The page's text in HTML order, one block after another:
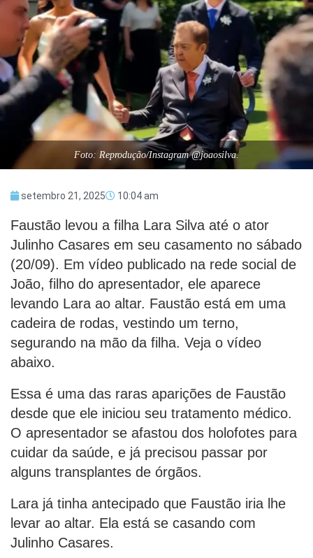
Foto: Reprodução/Instagram @joaosilva.
setembro 21, 2025 10:04 am
Faustão levou a filha Lara Silva até o ator
Julinho Casares em seu casamento no sábado
(20/09). Em vídeo publicado na rede social de
João, filho do apresentador, ele aparece
levando Lara ao altar. Faustão está em uma
cadeira de rodas, vestindo um terno,
segurando na mão da filha. Veja o vídeo
abaixo.
Essa é uma das raras aparições de Faustão
desde que ele iniciou seu tratamento médico.
O apresentador se afastou dos holofotes para
cuidar da saúde, e já precisou passar por
alguns transplantes de órgãos.
Lara já tinha antecipado que Faustão iria lhe
levar ao altar. Ela está se casando com
Julinho Casares.